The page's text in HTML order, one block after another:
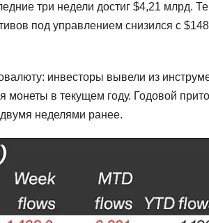
три недели достиг $4,21 млрд.
под управлением снизился с
инвесторы вывели из
в текущем году. Годовой
неделями ранее.